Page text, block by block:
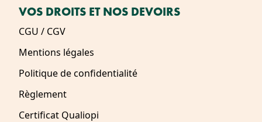
VOS DROITS ET NOS DEVOIRS
CGU / CGV
Mentions légales
Politique de confidentialité
Règlement
Certificat Qualiopi